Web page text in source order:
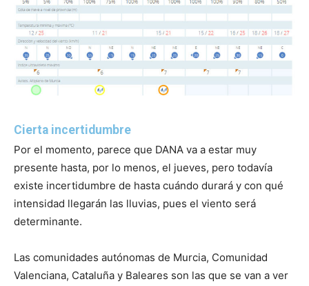
Cierta incertidumbre
Por el momento, parece que DANA va a estar muy
presente hasta, por lo menos, el jueves, pero todavía
existe incertidumbre de hasta cuándo durará y con qué
intensidad llegarán las lluvias, pues el viento será
determinante.
Las comunidades autónomas de Murcia, Comunidad
Valenciana, Cataluña y Baleares son las que se van a ver